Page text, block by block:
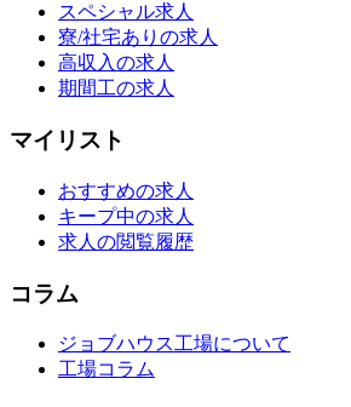
スペシャル求人
寮/社宅ありの求人
高収入の求人
期間工の求人
マイリスト
おすすめの求人
キープ中の求人
求人の閲覧履歴
コラム
ジョブハウス工場について
工場コラム